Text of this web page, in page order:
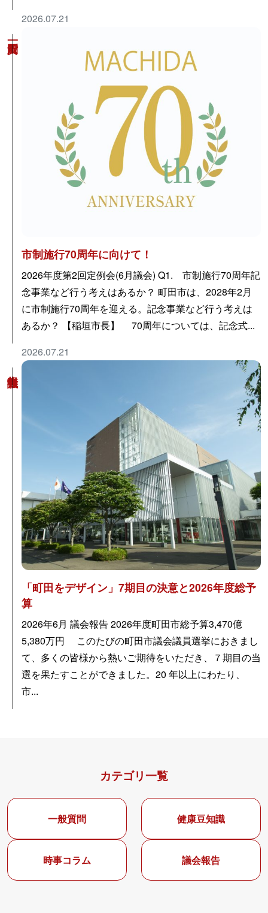
2026.07.21
市制施行70周年に向けて！
2026年度第2回定例会(6月議会) Q1. 市制施行70周年記
念事業など行う考えはあるか？ 町田市は、2028年2月
に市制施行70周年を迎える。記念事業など行う考えは
あるか？ 【稲垣市長】 70周年については、記念式...
2026.07.21
「町田をデザイン」7期目の決意と2026年度総予
算
2026年6月 議会報告 2026年度町田市総予算3,470億
5,380万円 このたびの町田市議会議員選挙におきまし
て、多くの皆様から熱いご期待をいただき、７期目の当
選を果たすことができました。20 年以上にわたり、
市...
カテゴリ一覧
一般質問 健康豆知識
時事コラム 議会報告